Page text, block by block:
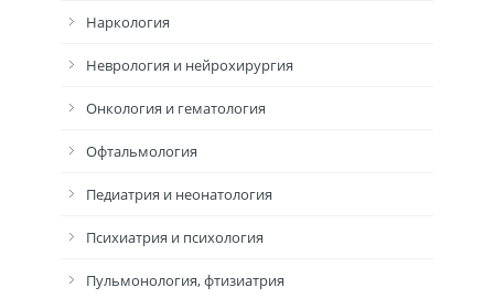
Наркология
Неврология и нейрохирургия
Онкология и гематология
Офтальмология
Педиатрия и неонатология
Психиатрия и психология
Пульмонология, фтизиатрия